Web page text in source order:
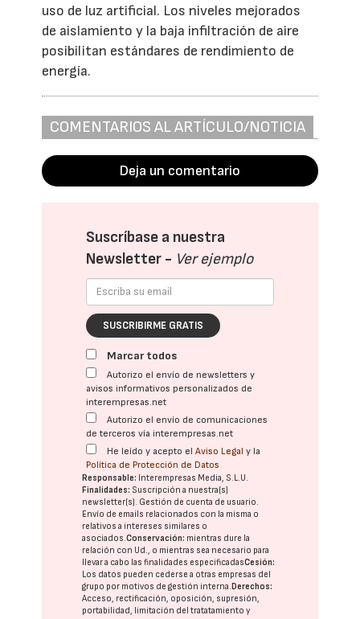
uso de luz artificial. Los niveles mejorados
de aislamiento y la baja infiltración de aire
posibilitan estándares de rendimiento de
energía.
COMENTARIOS AL ARTÍCULO/NOTICIA
Deja un comentario
Suscríbase a nuestra
Newsletter - Ver ejemplo
SUSCRIBIRME GRATIS
Marcar todos
Autorizo el envío de newsletters y
avisos informativos personalizados de
interempresas.net
Autorizo el envío de comunicaciones
de terceros vía interempresas.net
He leído y acepto elAviso Legal y la
Política de Protección de Datos
Responsable: Interempresas Media, S.L.U.
Finalidades: Suscripción a nuestra(s)
newsletter(s). Gestión de cuenta de usuario.
Envío de emails relacionados con la misma o
relativos a intereses similares o
asociados.Conservación: mientras dure la
relación con Ud., o mientras sea necesario para
llevar a cabo las finalidades especificadasCesión:
Los datos pueden cederse a otras empresas del
grupo por motivos de gestión interna.Derechos:
Acceso, rectificación, oposición, supresión,
portabilidad, limitación del tratatamiento y